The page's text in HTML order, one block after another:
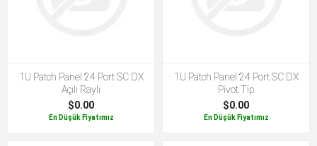
1U Patch Panel 24 Port SC DX
Açılı Raylı
$0.00
En Düşük Fiyatımız
1U Patch Panel 24 Port SC DX
Pivot Tip
$0.00
En Düşük Fiyatımız